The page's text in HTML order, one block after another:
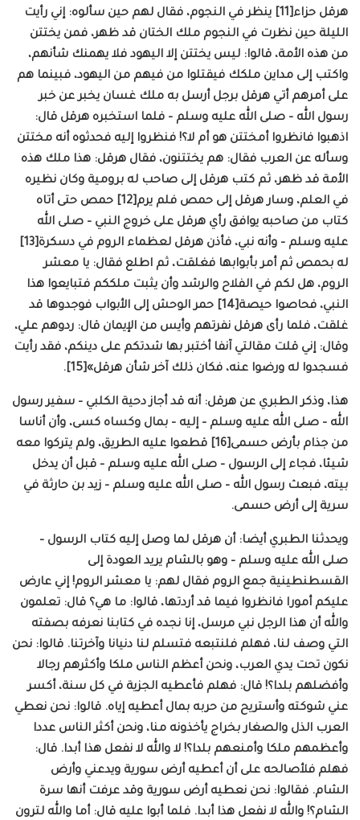
هرقل حزاء[11] ينظر في النجوم، فقال لهم حين سألوه: إني رأيت
الليلة حين نظرت في النجوم ملك الختان قد ظهر، فمن يختتن
من هذه الأمة، قالوا: ليس يختتن إلا اليهود فلا يهمنك شأنهم،
واكتب إلى مداين ملكك فيقتلوا من فيهم من اليهود، فبينما هم
على أمرهم أتي هرقل برجل أرسل به ملك غسان يخبر عن خبر
رسول الله – صلى الله عليه وسلم – فلما استخبره هرقل قال:
اذهبوا فانظروا أمختتن هو أم لا؟! فنظروا إليه فحدثوه أنه مختتن
وسأله عن العرب فقال: هم يختتنون، فقال هرقل: هذا ملك هذه
الأمة قد ظهر، ثم كتب هرقل إلى صاحب له برومية وكان نظيره
في العلم، وسار هرقل إلى حمص فلم يرم[12] حمص حتى أتاه
كتاب من صاحبه يوافق رأي هرقل على خروج النبي – صلى الله
عليه وسلم – وأنه نبي، فأذن هرقل لعظماء الروم في دسكرة[13]
له بحمص ثم أمر بأبوابها فغلقت، ثم اطلع فقال: يا معشر
الروم، هل لكم في الفلاح والرشد وأن يثبت ملككم فتبايعوا هذا
النبي، فحاصوا حيصة[14] حمر الوحش إلى الأبواب فوجدوها قد
غلقت، فلما رأى هرقل نفرتهم وأيس من الإيمان قال: ردوهم علي،
وقال: إني قلت مقالتي آنفا أختبر بها شدتكم على دينكم، فقد رأيت
فسجدوا له ورضوا عنه، فكان ذلك آخر شأن هرقل»[15].
هذا، وذكر الطبري عن هرقل: أنه قد أجاز دحية الكلبي – سفير رسول
الله – صلى الله عليه وسلم – إليه – بمال وكساه كسى، وأن أناسا
من جذام بأرض حسمى[16] قطعوا عليه الطريق، ولم يتركوا معه
شيئا، فجاء إلى الرسول – صلى الله عليه وسلم – قبل أن يدخل
بيته، فبعث رسول الله – صلى الله عليه وسلم – زيد بن حارثة في
سرية إلى أرض حسمى.
ويحدثنا الطبري أيضا: أن هرقل لما وصل إليه كتاب الرسول –
صلى الله عليه وسلم – وهو بالشام يريد العودة إلى
القسطنطينية جمع الروم فقال لهم: يا معشر الروم! إني عارض
عليكم أمورا فانظروا فيما قد أردتها، قالوا: ما هي؟ قال: تعلمون
والله أن هذا الرجل نبي مرسل، إنا نجده في كتابنا نعرفه بصفته
التي وصف لنا، فهلم فلنتبعه فتسلم لنا دنيانا وآخرتنا. قالوا: نحن
نكون تحت يدي العرب، ونحن أعظم الناس ملكا وأكثرهم رجالا
وأفضلهم بلدا؟! قال: فهلم فأعطيه الجزية في كل سنة، أكسر
عني شوكته وأستريح من حربه بمال أعطيه إياه. قالوا: نحن نعطي
العرب الذل والصغار بخراج يأخذونه منا، ونحن أكثر الناس عددا
وأعظمهم ملكا وأمنعهم بلدا؟! لا والله لا نفعل هذا أبدا. قال:
فهلم فلأصالحه على أن أعطيه أرض سورية ويدعني وأرض
الشام. فقالوا: نحن نعطيه أرض سورية وقد عرفت أنها سرة
الشام؟! والله لا نفعل هذا أبدا. فلما أبوا عليه قال: أما والله لترون